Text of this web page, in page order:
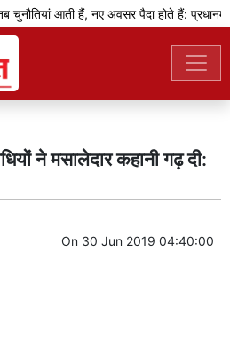
आती हैं, नए अवसर पैदा होते हैं: प्रधानमंत्री
ने मसालेदार कहानी गढ़ दी:
On 30 Jun 2019 04:40:00